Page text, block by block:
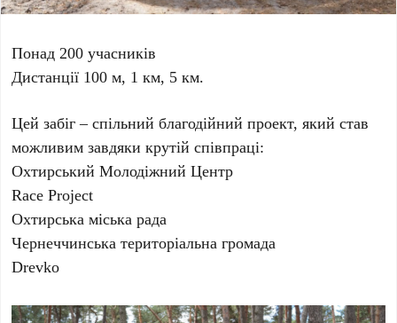
Понад 200 учасників
Дистанції 100 м, 1 км, 5 км.
Цей забіг – спільний благодійний проект, який став
можливим завдяки крутій співпраці:
Охтирський Молодіжний Центр
Race Project
Охтирська міська рада
Чернеччинська територіальна громада
Drevko